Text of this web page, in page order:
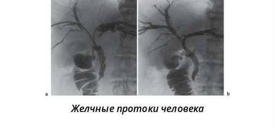
Желчные протоки человека